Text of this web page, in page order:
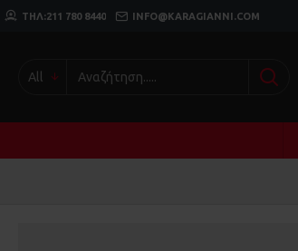
ΤΗΛ:211 780 8440 INFO@KARAGIANNI.COM
All